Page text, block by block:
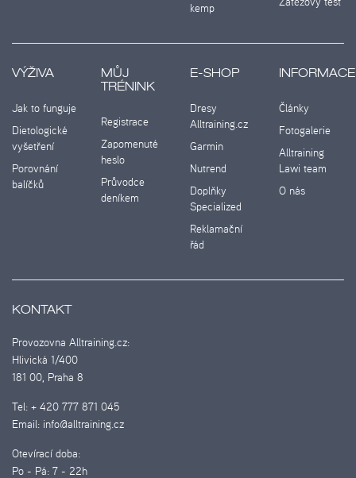
kemp
VÝŽIVA
Jak to funguje
Dietologické
vyšetření
Porovnání
balíčků
MŮJ
TRÉNINK
Registrace
Zapomenuté
heslo
Průvodce
deníkem
E-SHOP
Dresy
Alltraining.cz
Garmin
Nutrend
Doplňky
Specialized
Reklamační
řád
INFORMACE
Články
Fotogalerie
Alltraining
Lawi team
O nás
KONTAKT
Provozovna Alltraining.cz:
Hlivická 1/400
181 00, Praha 8
Tel: + 420 777 871 045
Email: info@alltraining.cz
Otevírací doba:
Po - Pá: 7 - 22h